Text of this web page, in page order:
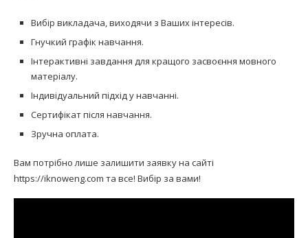
Вибір викладача, виходячи з Ваших інтересів.
Гнучкий графік навчання.
Інтерактивні завдання для кращого засвоєння мовного
матеріалу.
Індивідуальний підхід у навчанні.
Сертифікат після навчання.
Зручна оплата.
Вам потрібно лише залишити заявку на сайті
https://iknoweng.com та все! Вибір за вами!